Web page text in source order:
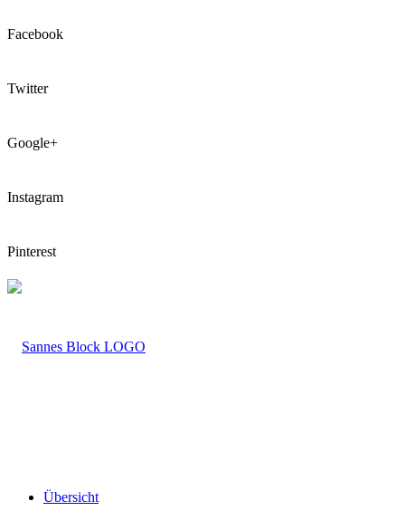
Facebook
Twitter
Google+
Instagram
Pinterest
LOGO
Übersicht